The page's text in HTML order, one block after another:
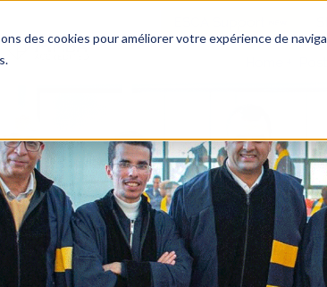
des cookies pour améliorer votre expérience de